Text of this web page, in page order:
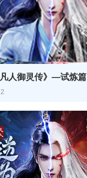
凡人御灵传》—试炼篇